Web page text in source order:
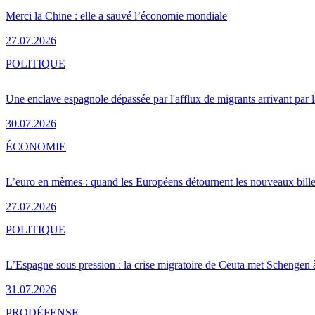
Merci la Chine : elle a sauvé l’économie mondiale
27.07.2026
Une enclave espagnole dépassée par l'afflux de migrants arrivant par
30.07.2026
POLITIQUE
L’euro en mèmes : quand les Européens détournent les nouveaux
27.07.2026
ÉCONOMIE
L’Espagne sous pression : la crise migratoire de Ceuta met Schengen
31.07.2026
POLITIQUE
PRODÉFENSE